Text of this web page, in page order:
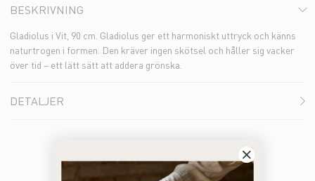
BESKRIVNING
Gladiolus i Vit, 90 cm. Gladiolus ger ett harmoniskt uttryck och känns
naturtrogen i formen. Den kräver ingen skötsel och håller sig vacker
över tid – ett lätt sätt att addera grönska.
DETALJER